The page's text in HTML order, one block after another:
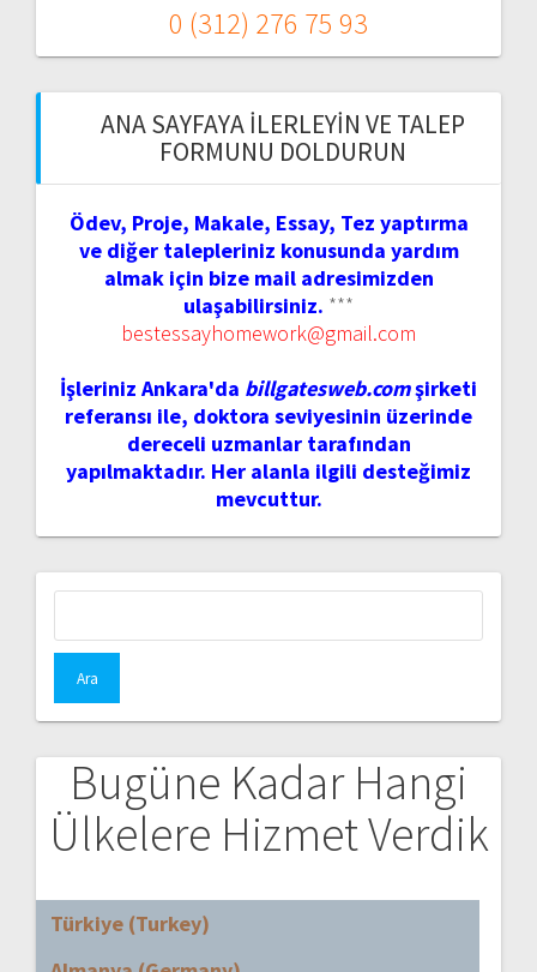
0 (312) 276 75 93
ANA SAYFAYA İLERLEYIN VE TALEP
FORMUNU DOLDURUN
Ödev, Proje, Makale, Essay, Tez yaptırma
ve diğer talepleriniz konusunda yardım
almak için bize mail adresimizden
ulaşabilirsiniz. ***
bestessayhomework@gmail.com
İşleriniz Ankara'da billgatesweb.comşirketi
referansı ile, doktora seviyesinin üzerinde
dereceli uzmanlar tarafından
yapılmaktadır. Her alanla ilgili desteğimiz
mevcuttur.
Bugüne Kadar Hangi
Ülkelere Hizmet Verdik
Türkiye (Turkey)